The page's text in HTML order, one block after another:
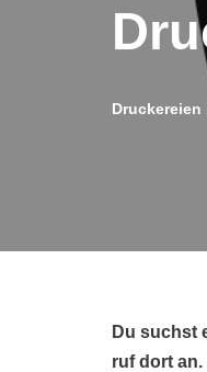
Druckereien
Du suchst
ruf dort an.